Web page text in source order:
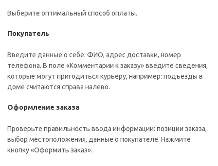
Выберите оптимальный способ оплаты.
Покупатель
Введите данные о себе: ФИО, адрес доставки, номер
телефона. В поле «Комментарии к заказу» введите сведения,
которые могут пригодиться курьеру, например: подъезды в
доме считаются справа налево.
Оформление заказа
Проверьте правильность ввода информации: позиции заказа,
выбор местоположения, данные о покупателе. Нажмите
кнопку «Оформить заказ».